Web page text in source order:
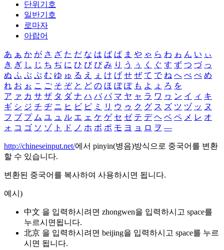
단위기호
일반기호
로마자
아랍어
あ ぁ か が さ ざ た だ な は ば ぱ ま や ゃ ら わ ゎ ん い ぃ
き ぎ し じ ち ぢ に ひ び ぴ み り う ぅ く ぐ す ず つ づ っ
ぬ ふ ぶ ぷ む ゆ ゅ る え ぇ け げ せ ぜ て で ね へ べ ぺ め
れ お ぉ こ ご そ ぞ と ど の ほ ぼ ぽ も よ ょ ろ を
ア ァ カ サ ザ タ ダ ナ ハ バ パ マ ヤ ャ ラ ワ ヮ ン イ ィ キ
ギ シ ジ チ ヂ ニ ヒ ビ ピ ミ リ ウ ゥ ク グ ス ズ ツ ヅ ッ ヌ
フ ブ プ ム ユ ュ ル エ ェ ケ ゲ セ ゼ テ デ ヘ ベ ペ メ レ オ
ォ コ ゴ ソ ゾ ト ド ノ ホ ボ ポ モ ヨ ョ ロ ヲ ―
http://chineseinput.net/에서 pinyin(병음)방식으로 중국어를 변환
할 수 있습니다.
변환된 중국어를 복사하여 사용하시면 됩니다.
예시)
中文 을 입력하시려면 zhongwen을 입력하시고 space를
누르시면됩니다.
北京 을 입력하시려면 beijing을 입력하시고 space를 누르
시면 됩니다.